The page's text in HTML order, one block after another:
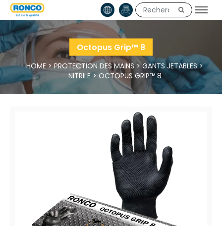
Octopus Grip™ 8
HOME >PROTECTION DES MAINS>GANTS JETABLES>
NITRILE > OCTOPUS GRIP™ 8